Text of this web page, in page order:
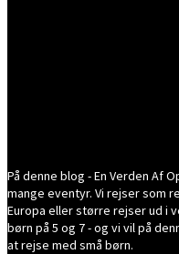
På denne blog - En Verden Af
mange eventyr. Vi rejser som
Europa eller større rejser ud i
børn på 5 og 7 - og vi vil på
at rejse med små børn.